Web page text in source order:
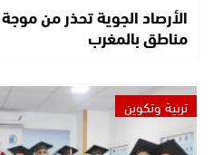
الأرصاد الجوية تحذر من
مناطق بالمغرب
تربية وتكوين